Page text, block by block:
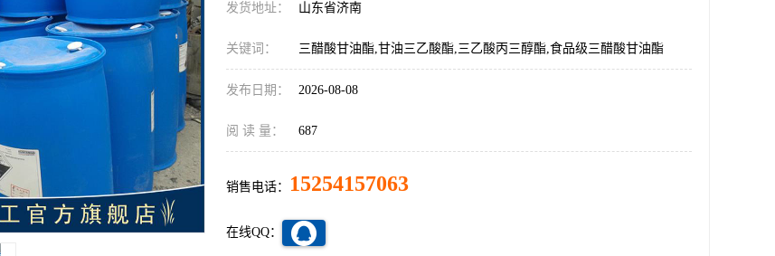
发货地址： 山东省济南
关键词： 三醋酸甘油酯,甘油三乙酸酯,三乙酸丙三醇酯,食品级三醋酸甘油酯
发布日期： 2026-08-08
阅 读 量： 687
销售电话： 15254157063
在线QQ：